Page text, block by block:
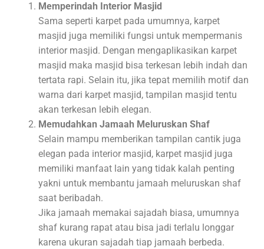
Memperindah Interior Masjid
Sama seperti karpet pada umumnya, karpet
masjid juga memiliki fungsi untuk mempermanis
interior masjid. Dengan mengaplikasikan karpet
masjid maka masjid bisa terkesan lebih indah dan
tertata rapi. Selain itu, jika tepat memilih motif dan
warna dari karpet masjid, tampilan masjid tentu
akan terkesan lebih elegan.
Memudahkan Jamaah Meluruskan Shaf
Selain mampu memberikan tampilan cantik juga
elegan pada interior masjid, karpet masjid juga
memiliki manfaat lain yang tidak kalah penting
yakni untuk membantu jamaah meluruskan shaf
saat beribadah.
Jika jamaah memakai sajadah biasa, umumnya
shaf kurang rapat atau bisa jadi terlalu longgar
karena ukuran sajadah tiap jamaah berbeda.